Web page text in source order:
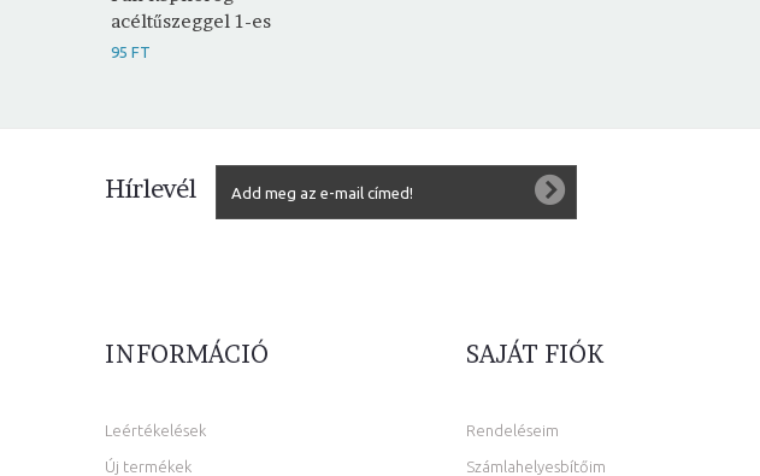
acéltűszeggel 1-es
95 FT
Hírlevél
INFORMÁCIÓ
Leértékelések
Új termékek
SAJÁT FIÓK
Rendeléseim
Számlahelyesbítőim